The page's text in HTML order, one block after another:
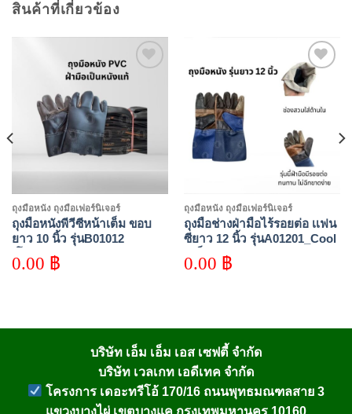
สินค้าที่เกี่ยวข้อง
Add to
ถุงมือหนัง ถุงมือเฟอร์นิเจอร์
ถุงมือหนังพีวีซีหน้าเต็ม ขอบ
ยาว 10 นิ้ว รุ่นB01012
(โหล12คู่)
0.00 ฿
Add to
wishlist
ถุงมือหนัง ถุงมือเฟอร์นิเจอร์
ถุงมือช่างฝ่ามือไร้รอยต่อ เเฟน
ซียาว 12 นิ้ว รุ่นA01201_Cool
(เเพ็ค 1 คู่)
0.00 ฿
บริษัท เอ็ม เอ็ม เอส เซฟตี้ จำกัด
บริษัท เวลเกท เอดีเทค จำกัด
โครงการ เดอะทรีโอ้ 170/16 ถนนพุทธมณฑลสาย 3
แขวงบางไผ่ เขตบางแค กรุงเทพมหานคร 10160